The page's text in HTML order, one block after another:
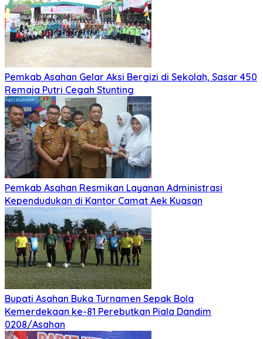
Pemkab Asahan Gelar Aksi Bergizi di Sekolah, Sasar 450
Remaja Putri Cegah Stunting
Pemkab Asahan Resmikan Layanan Administrasi
Kependudukan di Kantor Camat Aek Kuasan
Bupati Asahan Buka Turnamen Sepak Bola
Kemerdekaan ke-81 Perebutkan Piala Dandim
0208/Asahan